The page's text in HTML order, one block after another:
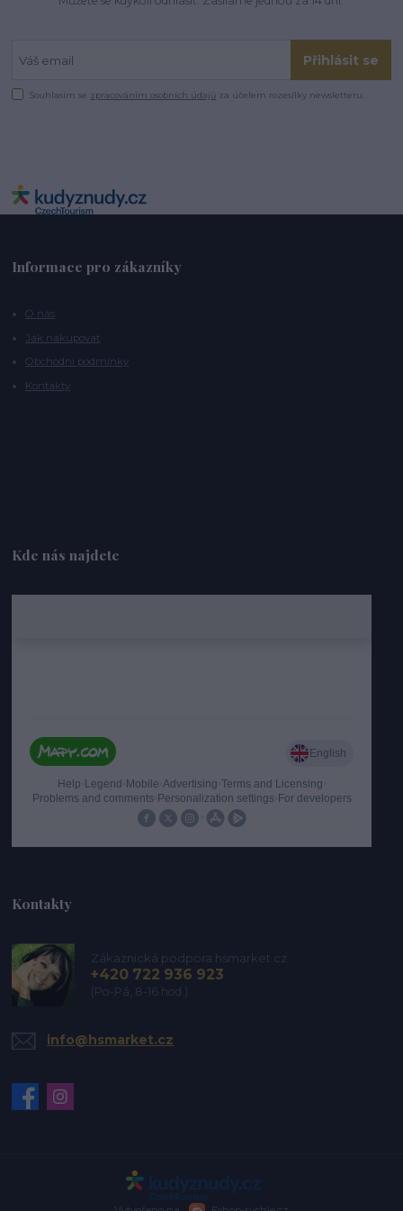
Přihlásit se
Souhlasím se zpracováním osobních údajů za účelem rozesílky newsletteru.
Informace pro zákazníky
O nás
Jak nakupovat
Obchodní podmínky
Kontakty
Kde nás najdete
Kontakty
Zákaznická podpora hsmarket.cz
+420 722 936 923
(Po-Pá, 8-16 hod.)
info@hsmarket.cz